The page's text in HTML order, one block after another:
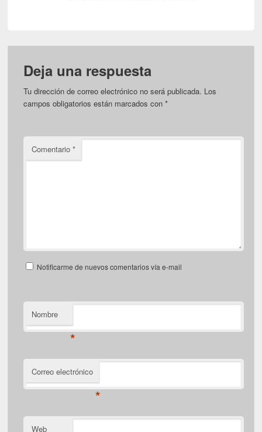
Deja una respuesta
Tu dirección de correo electrónico no será publicada. Los
campos obligatorios están marcados con*
Comentario*
Notificarme de nuevos comentarios vía e-mail
Nombre
*
Correo electrónico
*
Web